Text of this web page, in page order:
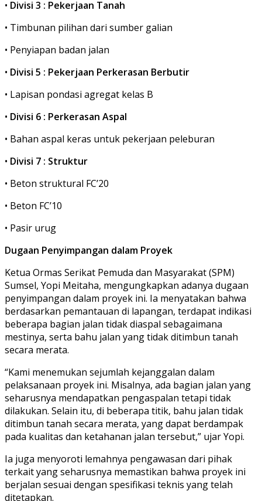
• Divisi 3 : Pekerjaan Tanah
• Timbunan pilihan dari sumber galian
• Penyiapan badan jalan
• Divisi 5 : Pekerjaan Perkerasan Berbutir
• Lapisan pondasi agregat kelas B
• Divisi 6 : Perkerasan Aspal
• Bahan aspal keras untuk pekerjaan peleburan
• Divisi 7 : Struktur
• Beton struktural FC’20
• Beton FC’10
• Pasir urug
Dugaan Penyimpangan dalam Proyek
Ketua Ormas Serikat Pemuda dan Masyarakat (SPM)
Sumsel, Yopi Meitaha, mengungkapkan adanya dugaan
penyimpangan dalam proyek ini. Ia menyatakan bahwa
berdasarkan pemantauan di lapangan, terdapat indikasi
beberapa bagian jalan tidak diaspal sebagaimana
mestinya, serta bahu jalan yang tidak ditimbun tanah
secara merata.
“Kami menemukan sejumlah kejanggalan dalam
pelaksanaan proyek ini. Misalnya, ada bagian jalan yang
seharusnya mendapatkan pengaspalan tetapi tidak
dilakukan. Selain itu, di beberapa titik, bahu jalan tidak
ditimbun tanah secara merata, yang dapat berdampak
pada kualitas dan ketahanan jalan tersebut,” ujar Yopi.
Ia juga menyoroti lemahnya pengawasan dari pihak
terkait yang seharusnya memastikan bahwa proyek ini
berjalan sesuai dengan spesifikasi teknis yang telah
ditetapkan.